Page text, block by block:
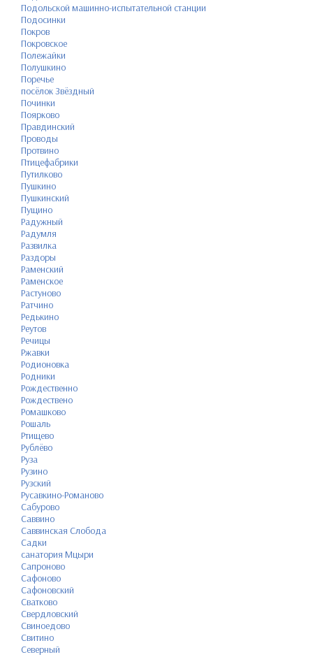
Подольской машинно-испытательной станции
Подосинки
Покров
Покровское
Полежайки
Полушкино
Поречье
посёлок Звёздный
Починки
Поярково
Правдинский
Проводы
Протвино
Птицефабрики
Путилково
Пушкино
Пушкинский
Пущино
Радужный
Радумля
Развилка
Раздоры
Раменский
Раменское
Растуново
Ратчино
Редькино
Реутов
Речицы
Ржавки
Родионовка
Родники
Рождественно
Рождествено
Ромашково
Рошаль
Ртищево
Рублёво
Руза
Рузино
Рузский
Русавкино-Романово
Сабурово
Саввино
Саввинская Слобода
Садки
санатория Мцыри
Сапроново
Сафоново
Сафоновский
Сватково
Свердловский
Свиноедово
Свитино
Северный